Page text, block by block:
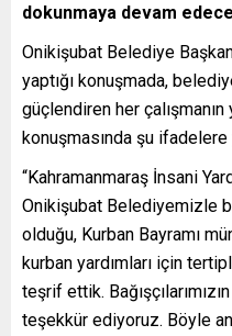
dokunmaya devam
Onikişubat Belediye
yaptığı konuşmada,
güçlendiren her çalışmanın
konuşmasında şu
“Kahramanmaraş İnsani
Onikişubat Belediyemizle
olduğu, Kurban Bayramı
kurban yardımları için
teşrif ettik.
teşekkür ediyoruz. Böyle